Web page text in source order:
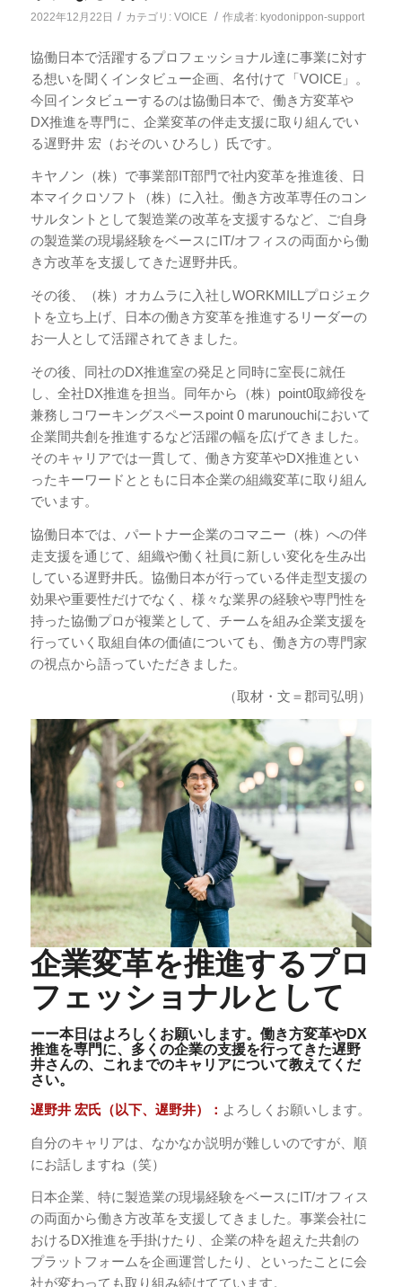
2022年12月22日 / カテゴリ: VOICE / 作成者: kyodonippon-support
協働日本で活躍するプロフェッショナル達に事業に対す
る想いを聞くインタビュー企画、名付けて「VOICE」。
今回インタビューするのは協働日本で、働き方変革や
DX推進を専門に、企業変革の伴走支援に取り組んでい
る遅野井 宏（おそのい ひろし）氏です。
キヤノン（株）で事業部IT部門で社内変革を推進後、日
本マイクロソフト（株）に入社。働き方改革専任のコン
サルタントとして製造業の改革を支援するなど、ご自身
の製造業の現場経験をベースにIT/オフィスの両面から働
き方改革を支援してきた遅野井氏。
その後、（株）オカムラに入社しWORKMILLプロジェク
トを立ち上げ、日本の働き方変革を推進するリーダーの
お一人として活躍されてきました。
その後、同社のDX推進室の発足と同時に室長に就任
し、全社DX推進を担当。同年から（株）point0取締役を
兼務しコワーキングスペースpoint 0 marunouchiにおいて
企業間共創を推進するなど活躍の幅を広げてきました。
そのキャリアでは一貫して、働き方変革やDX推進とい
ったキーワードとともに日本企業の組織変革に取り組ん
でいます。
協働日本では、パートナー企業のコマニー（株）への伴
走支援を通じて、組織や働く社員に新しい変化を生み出
している遅野井氏。協働日本が行っている伴走型支援の
効果や重要性だけでなく、様々な業界の経験や専門性を
持った協働プロが複業として、チームを組み企業支援を
行っていく取組自体の価値についても、働き方の専門家
の視点から語っていただきました。
（取材・文＝郡司弘明）
企業変革を推進するプロ
フェッショナルとして
ーー本日はよろしくお願いします。働き方変革やDX
推進を専門に、多くの企業の支援を行ってきた遅野
井さんの、これまでのキャリアについて教えてくだ
さい。
遅野井 宏氏（以下、遅野井）： よろしくお願いします。
自分のキャリアは、なかなか説明が難しいのですが、順
にお話しますね（笑）
日本企業、特に製造業の現場経験をベースにIT/オフィス
の両面から働き方改革を支援してきました。事業会社に
おけるDX推進を手掛けたり、企業の枠を超えた共創の
プラットフォームを企画運営したり、といったことに会
社が変わっても取り組み続けてています。